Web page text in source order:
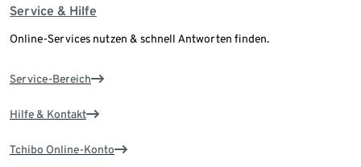
Service & Hilfe
Online-Services nutzen & schnell Antworten finden.
Service-Bereich
Hilfe & Kontakt
Tchibo Online-Konto